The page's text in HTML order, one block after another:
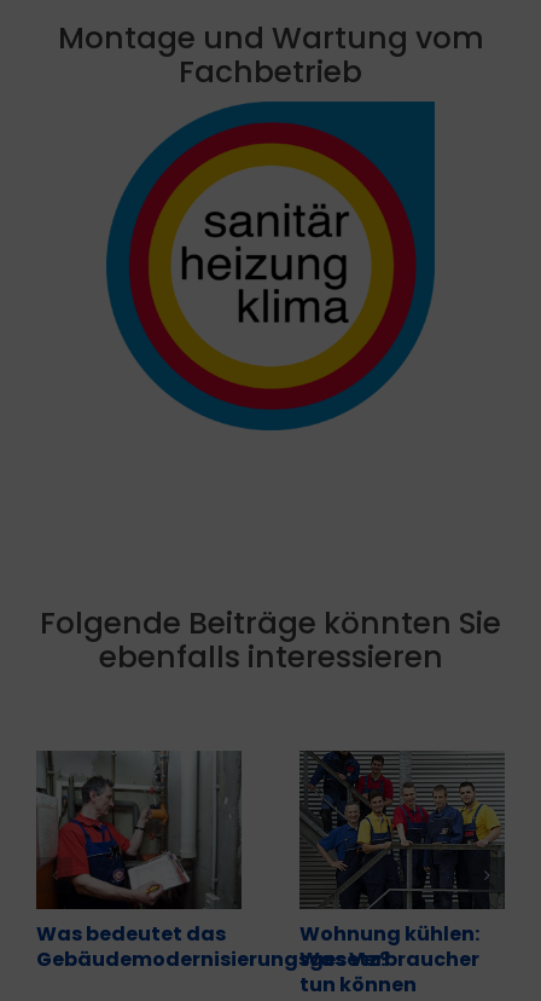
Montage und Wartung vom
Fachbetrieb
Folgende Beiträge könnten Sie
ebenfalls interessieren
Was bedeutet das
Gebäudemodernisierungsgesetz?
Wohnung kühlen:
Was Verbraucher
tun können